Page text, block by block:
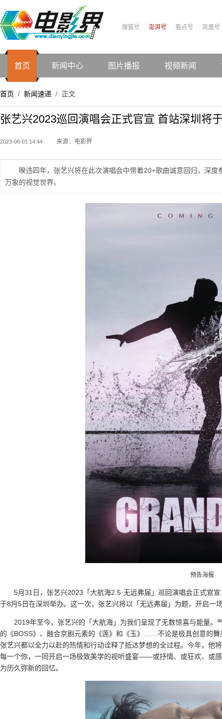
搜狐号 澎湃号 看点号 凤凰号
首页 新闻中心 图片播报 视频新闻
首页 / 新闻速递 / 正文
张艺兴2023巡回演唱会正式官宣 首站深圳将
2023-06-01 14:44 来源：电影界
暌违四年，张艺兴将在此次演唱会中带着20+歌曲诚意回归，深
万象的视觉世界。
预告海报
5月31日，张艺兴2023「大航海2.5·无远弗届」巡回演唱会正式官
于8月5日在深圳举办。这一次，张艺兴将以「无远弗届」为题，开启一
2019年至今，张艺兴的「大航海」为我们呈现了无数惊喜与能量
的《BOSS》、融合京剧元素的《莲》和《玉》……不论是极具创意的
张艺兴都以全力以赴的热情和行动诠释了抵达梦想的全过程。今年，他
每一个你，一同开启一场极致美学的视听盛宴——或抒情、或狂欢、或
为历久弥新的回忆。